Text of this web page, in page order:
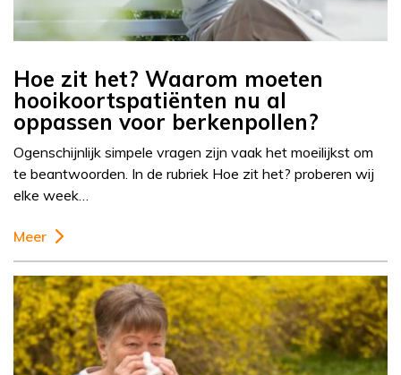
Hoe zit het? Waarom moeten
hooikoortspatiënten nu al
oppassen voor berkenpollen?
Ogenschijnlijk simpele vragen zijn vaak het moeilijkst om
te beantwoorden. In de rubriek Hoe zit het? proberen wij
elke week…
Meer